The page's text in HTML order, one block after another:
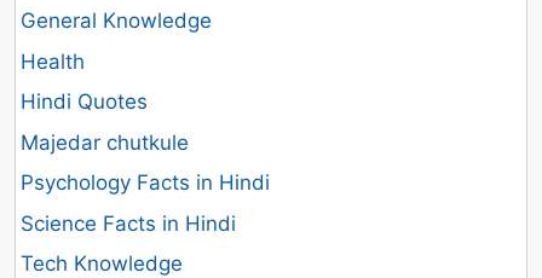
General Knowledge
Health
Hindi Quotes
Majedar chutkule
Psychology Facts in Hindi
Science Facts in Hindi
Tech Knowledge